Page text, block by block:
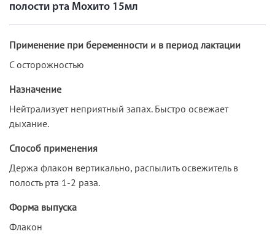
полости рта Мохито 15мл
Применение при беременности и в период лактации
С осторожностью
Назначение
Нейтрализует неприятный запах. Быстро освежает
дыхание.
Способ применения
Держа флакон вертикально, распылить освежитель в
полость рта 1-2 раза.
Форма выпуска
Флакон